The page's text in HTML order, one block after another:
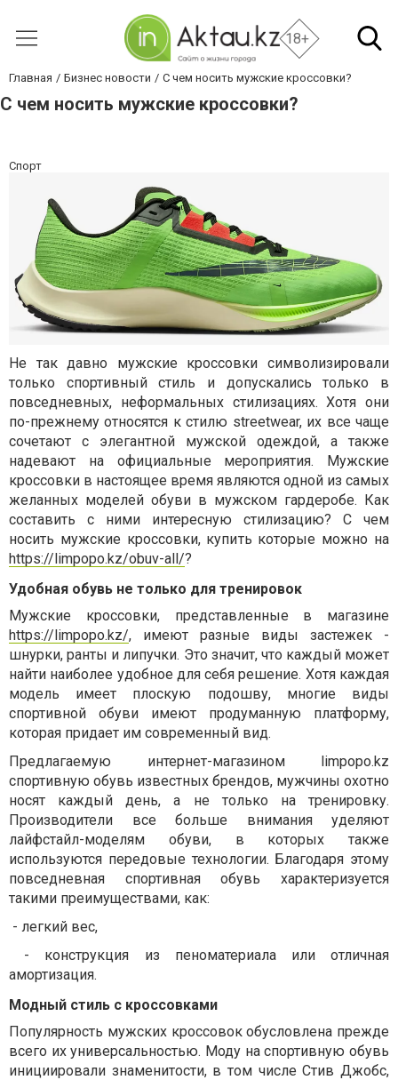
18+
Главная Бизнес новости С чем носить мужские кроссовки?
С чем носить мужские кроссовки?
Спорт
Не так давно мужские кроссовки символизировали
только спортивный стиль и допускались только в
повседневных, неформальных стилизациях. Хотя они
по-прежнему относятся к стилю streetwear, их все чаще
сочетают с элегантной мужской одеждой, а также
надевают на официальные мероприятия. Мужские
кроссовки в настоящее время являются одной из самых
желанных моделей обуви в мужском гардеробе. Как
составить с ними интересную стилизацию? С чем
носить мужские кроссовки, купить которые можно на
https://limpopo.kz/obuv-all/?
Удобная обувь не только для тренировок
Мужские кроссовки, представленные в магазине
https://limpopo.kz/, имеют разные виды застежек -
шнурки, ранты и липучки. Это значит, что каждый может
найти наиболее удобное для себя решение. Хотя каждая
модель имеет плоскую подошву, многие виды
спортивной обуви имеют продуманную платформу,
которая придает им современный вид.
Предлагаемую интернет-магазином
limpopo.kz
спортивную обувь известных брендов, мужчины охотно
носят каждый день, а не только на тренировку.
Производители все больше внимания уделяют
лайфстайл-моделям обуви, в которых также
используются передовые технологии. Благодаря этому
повседневная спортивная обувь характеризуется
такими преимуществами, как:
- легкий вес,
- конструкция из пеноматериала или отличная
амортизация.
Модный стиль с кроссовками
Популярность мужских кроссовок обусловлена ​​прежде
всего их универсальностью. Моду на спортивную обувь
инициировали знаменитости, в том числе Стив Джобс,